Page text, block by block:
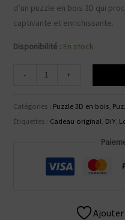
d’un puzzle en bois 3D qui
captivante et enrichissante.
Disponibilité : En stock
-
Puzzle
3D
+
Catégories : Puzzle 3D en bois,
Étiquettes : Cadeau original DIY,
Ajouter